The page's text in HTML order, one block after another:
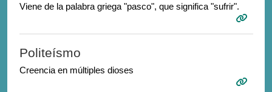
Viene de la palabra griega "pasco", que significa "sufrir".
Politeísmo
Creencia en múltiples dioses